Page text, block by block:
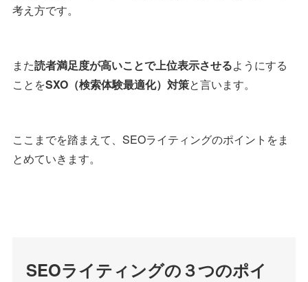
考え方です。
また読者満足度が高いことで上位表示させるようにする
ことをSXO（検索体験最適化）対策と言います。
ここまでを踏まえて、SEOライティングのポイントをま
とめていきます。
SEOライティングの３つのポイ